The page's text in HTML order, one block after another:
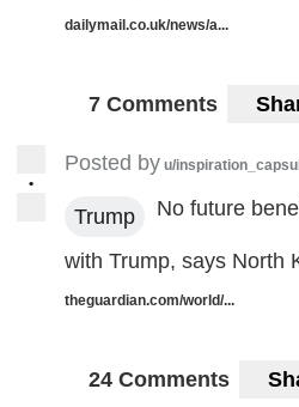
dailymail.co.uk/news/a...
7 Comments
•
Posted by u/
Trump No future
with Trump, says North
theguardian.com/world/...
24 Comments